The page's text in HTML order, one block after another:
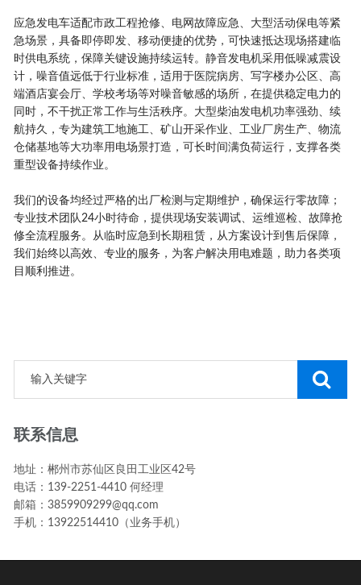
应急发电车适配市政工程抢修、电网故障应急、大型活动保电等紧
急场景，具备即停即发、移动便捷的优势，可快速抵达现场搭建临
时供电系统，保障关键设施持续运转。静音发电机采用低噪减震设
计，噪音值远低于行业标准，适用于医院病房、写字楼办公区、高
端酒店宴会厅、学校考场等对噪音敏感的场所，在提供稳定电力的
同时，不干扰正常工作与生活秩序。大型柴油发电机功率强劲、续
航持久，专为建筑工地施工、矿山开采作业、工业厂房生产、物流
仓储基地等大功率用电场景打造，可长时间满负荷运行，支撑各类
重型设备持续作业。
我们的设备均经过严格的出厂检测与定期维护，确保运行零故障；
专业技术团队24小时待命，提供现场安装调试、运维巡检、故障抢
修全流程服务。从临时应急到长期租赁，从方案设计到售后保障，
我们始终以高效、专业的服务，为客户解决用电难题，助力各类项
目顺利推进。
联系信息
地址：郴州市苏仙区良田工业区42号
电话：139-2251-4410 何经理
邮箱：3859909299@qq.com
手机：13922514410（业务手机）